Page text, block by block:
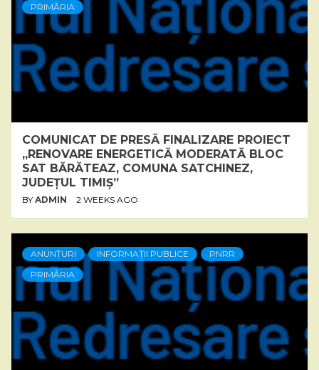
PRIMĂRIA
COMUNICAT DE PRESĂ FINALIZARE PROIECT
„RENOVARE ENERGETICĂ MODERATĂ BLOC
SAT BĂRĂTEAZ, COMUNA SATCHINEZ,
JUDEȚUL TIMIȘ”
BY ADMIN 2 WEEKS AGO
ANUNȚURI INFORMAȚII PUBLICE
PNRR
PRIMĂRIA